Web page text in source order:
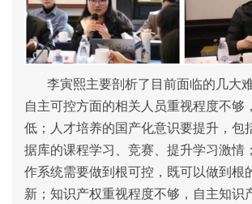
李寅熙主要剖析了目前面临的几大
自主可控方面的相关人员重视程度不够
低；人才培养的国产化意识要提升，包
据库的课程学习、竞赛、提升学习激情
作系统需要做到根可控，既可以做到根
新；知识产权重视程度不够，自主知识